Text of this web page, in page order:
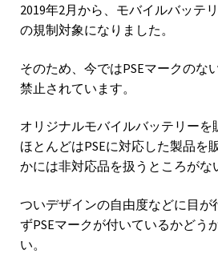
2019年2月から、モバイルバッテ
の規制対象になりました。
そのため、今ではPSEマークのな
禁止されています。
オリジナルモバイルバッテリーを
ほとんどはPSEに対応した製品を
かには非対応品を扱うところがな
ついデザインの自由度などに目が
ずPSEマークが付いているかどう
い。